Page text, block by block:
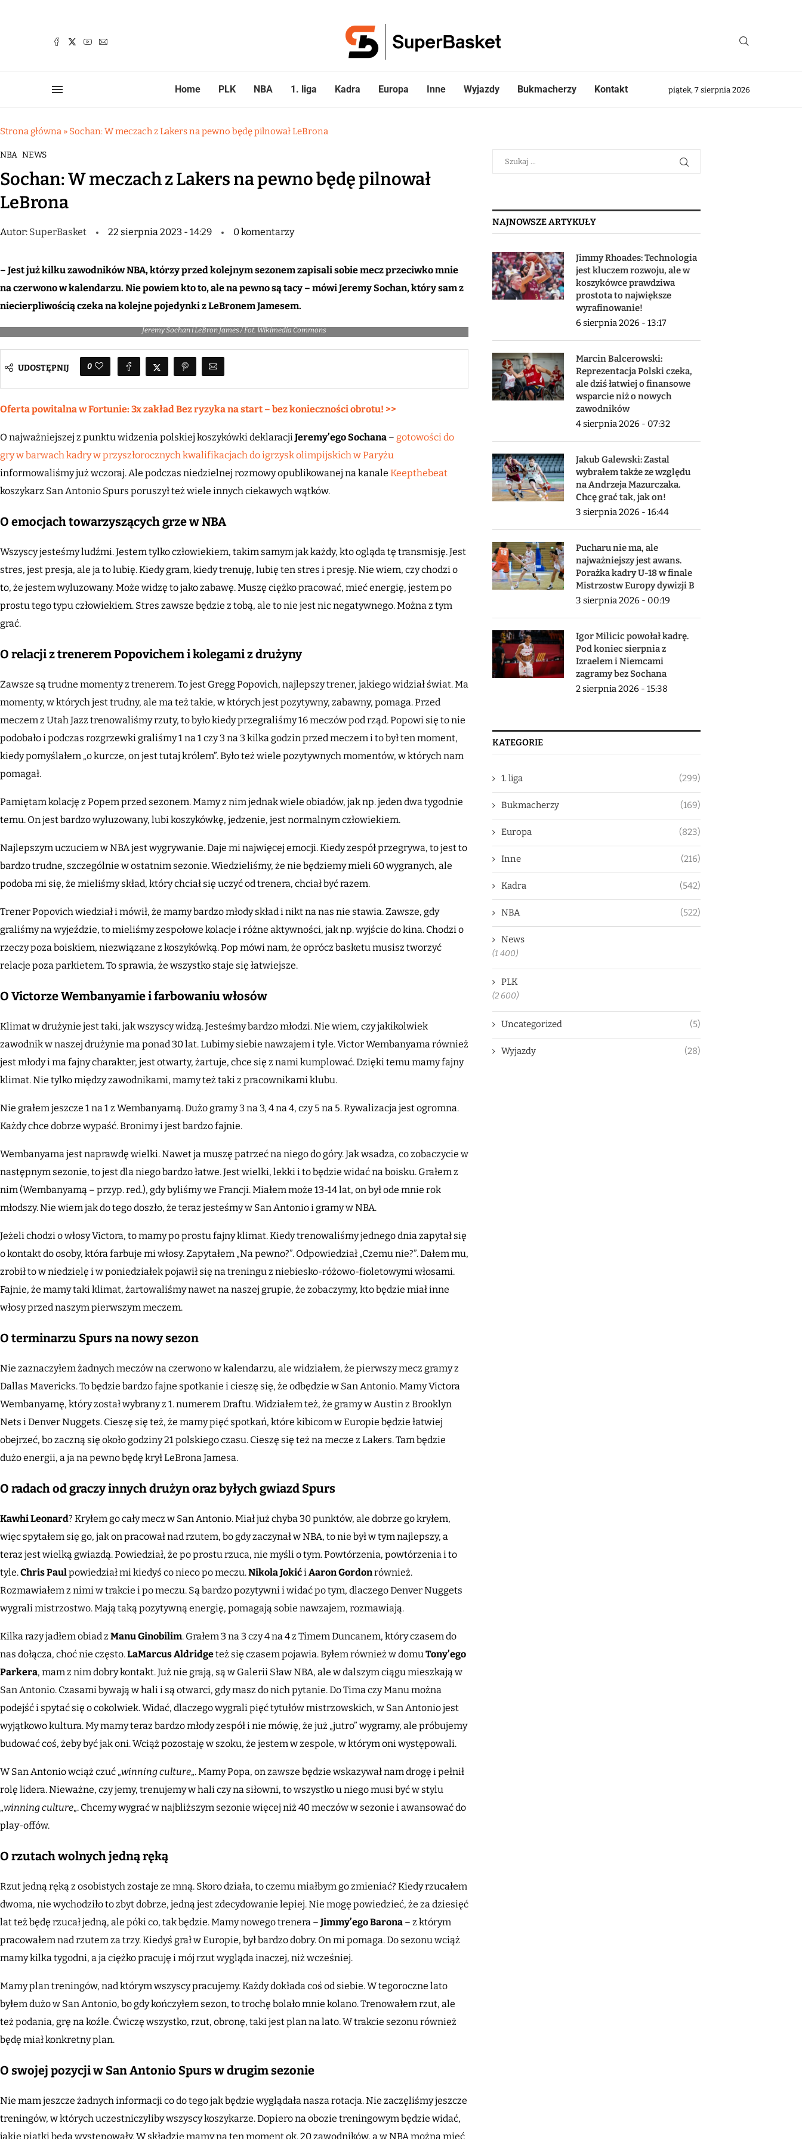
Home PLK NBA 1. liga Kadra Europa Inne Wyjazdy Bukmacherzy Kontakt piątek, 7 sierpnia 2026
Strona główna » Sochan: W meczach z Lakers na pewno będę pilnował LeBrona
NBA NEWS
Sochan: W meczach z Lakers na pewno będę pilnował
LeBrona
Autor: SuperBasket 22 sierpnia 2023 - 14:29 0 komentarzy
– Jest już kilku zawodników NBA, którzy przed kolejnym sezonem zapisali sobie mecz przeciwko mnie
na czerwono w kalendarzu. Nie powiem kto to, ale na pewno są tacy – mówi Jeremy Sochan, który sam z
niecierpliwością czeka na kolejne pojedynki z LeBronem Jamesem.
Jeremy Sochan i LeBron James / Fot. Wikimedia Commons
UDOSTĘPNIJ 0
Oferta powitalna w Fortunie: 3x zakład Bez ryzyka na start – bez konieczności obrotu! >>
O najważniejszej z punktu widzenia polskiej koszykówki deklaracjiJeremy’ego Sochana – gotowości do
gry w barwach kadry w przyszłorocznych kwalifikacjach do igrzysk olimpijskich w Paryżu
informowaliśmy już wczoraj. Ale podczas niedzielnej rozmowy opublikowanej na kanale Keepthebeat
koszykarz San Antonio Spurs poruszył też wiele innych ciekawych wątków.
O emocjach towarzyszących grze w NBA
Wszyscy jesteśmy ludźmi. Jestem tylko człowiekiem, takim samym jak każdy, kto ogląda tę transmisję. Jest
stres, jest presja, ale ja to lubię. Kiedy gram, kiedy trenuję, lubię ten stres i presję. Nie wiem, czy chodzi o
to, że jestem wyluzowany. Może widzę to jako zabawę. Muszę ciężko pracować, mieć energię, jestem po
prostu tego typu człowiekiem. Stres zawsze będzie z tobą, ale to nie jest nic negatywnego. Można z tym
grać.
O relacji z trenerem Popovichem i kolegami z drużyny
Zawsze są trudne momenty z trenerem. To jest Gregg Popovich, najlepszy trener, jakiego widział świat. Ma
momenty, w których jest trudny, ale ma też takie, w których jest pozytywny, zabawny, pomaga. Przed
meczem z Utah Jazz trenowaliśmy rzuty, to było kiedy przegraliśmy 16 meczów pod rząd. Popowi się to nie
podobało i podczas rozgrzewki graliśmy 1 na 1 czy 3 na 3 kilka godzin przed meczem i to był ten moment,
kiedy pomyślałem „o kurcze, on jest tutaj królem”. Było też wiele pozytywnych momentów, w których nam
pomagał.
Pamiętam kolację z Popem przed sezonem. Mamy z nim jednak wiele obiadów, jak np. jeden dwa tygodnie
temu. On jest bardzo wyluzowany, lubi koszykówkę, jedzenie, jest normalnym człowiekiem.
Najlepszym uczuciem w NBA jest wygrywanie. Daje mi najwięcej emocji. Kiedy zespół przegrywa, to jest to
bardzo trudne, szczególnie w ostatnim sezonie. Wiedzieliśmy, że nie będziemy mieli 60 wygranych, ale
podoba mi się, że mieliśmy skład, który chciał się uczyć od trenera, chciał być razem.
Trener Popovich wiedział i mówił, że mamy bardzo młody skład i nikt na nas nie stawia. Zawsze, gdy
graliśmy na wyjeździe, to mieliśmy zespołowe kolacje i różne aktywności, jak np. wyjście do kina. Chodzi o
rzeczy poza boiskiem, niezwiązane z koszykówką. Pop mówi nam, że oprócz basketu musisz tworzyć
relacje poza parkietem. To sprawia, że wszystko staje się łatwiejsze.
O Victorze Wembanyamie i farbowaniu włosów
Klimat w drużynie jest taki, jak wszyscy widzą. Jesteśmy bardzo młodzi. Nie wiem, czy jakikolwiek
zawodnik w naszej drużynie ma ponad 30 lat. Lubimy siebie nawzajem i tyle. Victor Wembanyama również
jest młody i ma fajny charakter, jest otwarty, żartuje, chce się z nami kumplować. Dzięki temu mamy fajny
klimat. Nie tylko między zawodnikami, mamy też taki z pracownikami klubu.
Nie grałem jeszcze 1 na 1 z Wembanyamą. Dużo gramy 3 na 3, 4 na 4, czy 5 na 5. Rywalizacja jest ogromna.
Każdy chce dobrze wypaść. Bronimy i jest bardzo fajnie.
Wembanyama jest naprawdę wielki. Nawet ja muszę patrzeć na niego do góry. Jak wsadza, co zobaczycie w
następnym sezonie, to jest dla niego bardzo łatwe. Jest wielki, lekki i to będzie widać na boisku. Grałem z
nim (Wembanyamą – przyp. red.), gdy byliśmy we Francji. Miałem może 13-14 lat, on był ode mnie rok
młodszy. Nie wiem jak do tego doszło, że teraz jesteśmy w San Antonio i gramy w NBA.
Jeżeli chodzi o włosy Victora, to mamy po prostu fajny klimat. Kiedy trenowaliśmy jednego dnia zapytał się
o kontakt do osoby, która farbuje mi włosy. Zapytałem „Na pewno?”. Odpowiedział „Czemu nie?”. Dałem mu,
zrobił to w niedzielę i w poniedziałek pojawił się na treningu z niebiesko-różowo-fioletowymi włosami.
Fajnie, że mamy taki klimat, żartowaliśmy nawet na naszej grupie, że zobaczymy, kto będzie miał inne
włosy przed naszym pierwszym meczem.
O terminarzu Spurs na nowy sezon
Nie zaznaczyłem żadnych meczów na czerwono w kalendarzu, ale widziałem, że pierwszy mecz gramy z
Dallas Mavericks. To będzie bardzo fajne spotkanie i cieszę się, że odbędzie w San Antonio. Mamy Victora
Wembanyamę, który został wybrany z 1. numerem Draftu. Widziałem też, że gramy w Austin z Brooklyn
Nets i Denver Nuggets. Cieszę się też, że mamy pięć spotkań, które kibicom w Europie będzie łatwiej
obejrzeć, bo zaczną się około godziny 21 polskiego czasu. Cieszę się też na mecze z Lakers. Tam będzie
dużo energii, a ja na pewno będę krył LeBrona Jamesa.
O radach od graczy innych drużyn oraz byłych gwiazd Spurs
Kawhi Leonard? Kryłem go cały mecz w San Antonio. Miał już chyba 30 punktów, ale dobrze go kryłem,
więc spytałem się go, jak on pracował nad rzutem, bo gdy zaczynał w NBA, to nie był w tym najlepszy, a
teraz jest wielką gwiazdą. Powiedział, że po prostu rzuca, nie myśli o tym. Powtórzenia, powtórzenia i to
tyle.Chris Paulpowiedział mi kiedyś co nieco po meczu.Nikola JokićiAaron Gordonrównież.
Rozmawiałem z nimi w trakcie i po meczu. Są bardzo pozytywni i widać po tym, dlaczego Denver Nuggets
wygrali mistrzostwo. Mają taką pozytywną energię, pomagają sobie nawzajem, rozmawiają.
Kilka razy jadłem obiad z Manu Ginobilim. Grałem 3 na 3 czy 4 na 4 z Timem Duncanem, który czasem do
nas dołącza, choć nie często.LaMarcus Aldridgeteż się czasem pojawia. Byłem również w domuTony’ego
Parkera, mam z nim dobry kontakt. Już nie grają, są w Galerii Sław NBA, ale w dalszym ciągu mieszkają w
San Antonio. Czasami bywają w hali i są otwarci, gdy masz do nich pytanie. Do Tima czy Manu można
podejść i spytać się o cokolwiek. Widać, dlaczego wygrali pięć tytułów mistrzowskich, w San Antonio jest
wyjątkowo kultura. My mamy teraz bardzo młody zespół i nie mówię, że już „jutro” wygramy, ale próbujemy
budować coś, żeby być jak oni. Wciąż pozostaję w szoku, że jestem w zespole, w którym oni występowali.
W San Antonio wciąż czuć „winning culture„. Mamy Popa, on zawsze będzie wskazywał nam drogę i pełnił
rolę lidera. Nieważne, czy jemy, trenujemy w hali czy na siłowni, to wszystko u niego musi być w stylu
„winning culture„. Chcemy wygrać w najbliższym sezonie więcej niż 40 meczów w sezonie i awansować do
play-offów.
O rzutach wolnych jedną ręką
Rzut jedną ręką z osobistych zostaje ze mną. Skoro działa, to czemu miałbym go zmieniać? Kiedy rzucałem
dwoma, nie wychodziło to zbyt dobrze, jedną jest zdecydowanie lepiej. Nie mogę powiedzieć, że za dziesięć
lat też będę rzucał jedną, ale póki co, tak będzie. Mamy nowego trenera – Jimmy’ego Barona – z którym
pracowałem nad rzutem za trzy. Kiedyś grał w Europie, był bardzo dobry. On mi pomaga. Do sezonu wciąż
mamy kilka tygodni, a ja ciężko pracuję i mój rzut wygląda inaczej, niż wcześniej.
Mamy plan treningów, nad którym wszyscy pracujemy. Każdy dokłada coś od siebie. W tegoroczne lato
byłem dużo w San Antonio, bo gdy kończyłem sezon, to trochę bolało mnie kolano. Trenowałem rzut, ale
też podania, grę na koźle. Ćwiczę wszystko, rzut, obronę, taki jest plan na lato. W trakcie sezonu również
będę miał konkretny plan.
O swojej pozycji w San Antonio Spurs w drugim sezonie
Nie mam jeszcze żadnych informacji co do tego jak będzie wyglądała nasza rotacja. Nie zaczęliśmy jeszcze
treningów, w których uczestniczyliby wszyscy koszykarze. Dopiero na obozie treningowym będzie widać,
jakie piątki będą występowały. W składzie mamy na ten moment ok. 20 zawodników, a w NBA można mieć
NAJNOWSZE ARTYKUŁY
Jimmy Rhoades: Technologia
jest kluczem rozwoju, ale w
koszykówce prawdziwa
prostota to największe
wyrafinowanie!
6 sierpnia 2026 - 13:17
Marcin Balcerowski:
Reprezentacja Polski czeka,
ale dziś łatwiej o finansowe
wsparcie niż o nowych
zawodników
4 sierpnia 2026 - 07:32
Jakub Galewski: Zastal
wybrałem także ze względu
na Andrzeja Mazurczaka.
Chcę grać tak, jak on!
3 sierpnia 2026 - 16:44
Pucharu nie ma, ale
najważniejszy jest awans.
Porażka kadry U-18 w finale
Mistrzostw Europy dywizji B
3 sierpnia 2026 - 00:19
Igor Milicic powołał kadrę.
Pod koniec sierpnia z
Izraelem i Niemcami
zagramy bez Sochana
2 sierpnia 2026 - 15:38
KATEGORIE
1. liga (299)
Bukmacherzy (169)
Europa (823)
Inne (216)
Kadra (542)
NBA (522)
News
(1 400)
PLK
(2 600)
Uncategorized (5)
Wyjazdy (28)